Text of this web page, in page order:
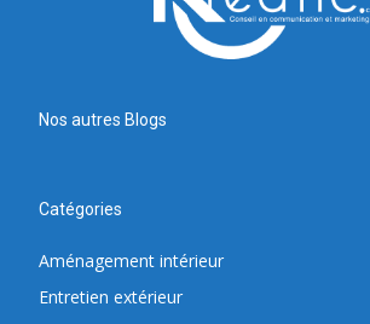
Nos autres Blogs
Catégories
Aménagement intérieur
Entretien extérieur